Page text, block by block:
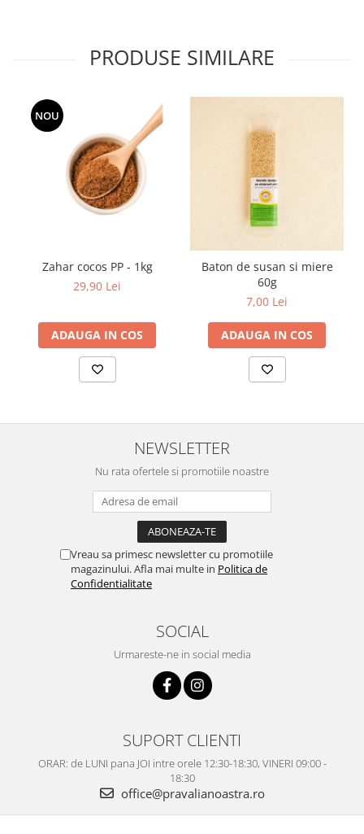
PRODUSE SIMILARE
NOU
Zahar cocos PP - 1kg
29,90 Lei
ADAUGA IN COS
Baton de susan si miere
60g
7,00 Lei
ADAUGA IN COS
NEWSLETTER
Nu rata ofertele si promotiile noastre
Vreau sa primesc newsletter cu promotiile
magazinului. Afla mai multe in Politica de
Confidentialitate
SOCIAL
Urmareste-ne in social media
SUPORT CLIENTI
ORAR: de LUNI pana JOI intre orele 12:30-18:30, VINERI 09:00 -
18:30
office@pravalianoastra.ro